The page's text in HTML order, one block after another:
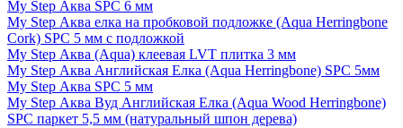
My Step Аква SPC 6 мм
My Step Аква елка на пробковой подложке (Aqua Herringbone
Cork) SPC 5 мм с подложкой
My Step Аква (Aqua) клеевая LVT плитка 3 мм
My Step Аква Английская Елка (Aqua Herringbone) SPC 5мм
My Step Аква SPC 5 мм
My Step Аква Вуд Английская Елка (Aqua Wood Herringbone)
SPC паркет 5,5 мм (натуральный шпон дерева)